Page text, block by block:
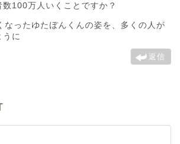
100万人いくことですか？
なったゆたぼんくんの姿を、多くの人が
うに
返信